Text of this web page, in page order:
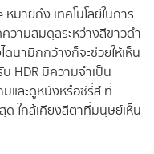
มายถึง เทคโนโลยีในการ
วามสมดุลระหว่างสีขาวดำ
นามิกกว้างก็จะช่วยให้เห็น
HDR มีความจำเป็น
มและดูหนังหรือซีรี่ส์ ที่
ใกล้เคียงสีตาที่มนุษย์เห็น